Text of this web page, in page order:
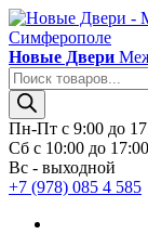
Новые Двери
Поиск
товаров
Пн-Пт с 9:00 до
Сб с 10:00 до 17:00
Вс - выходной
+7 (978) 085 4 585